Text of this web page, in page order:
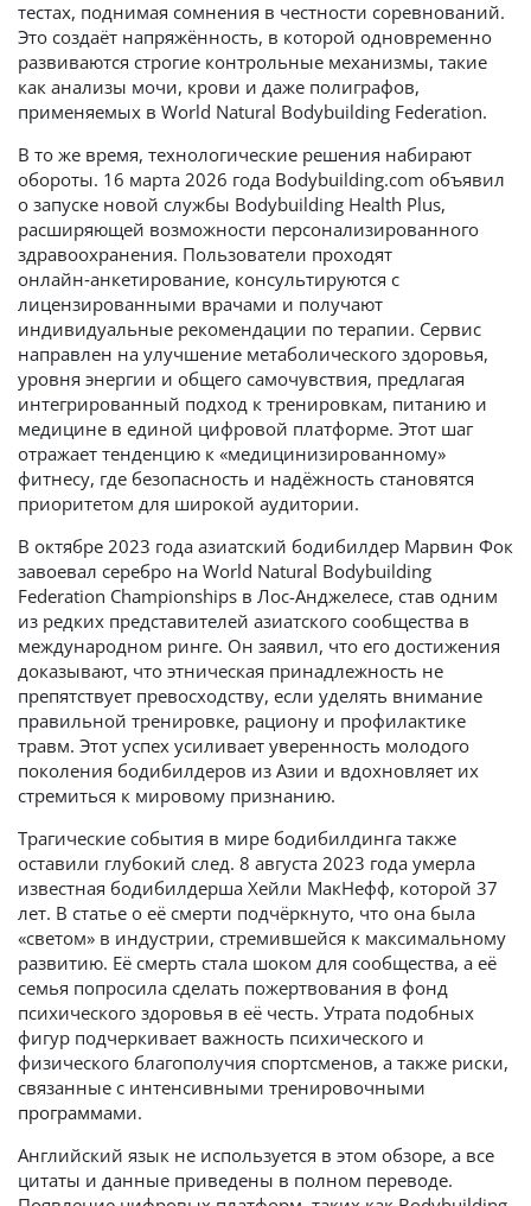
тестах, поднимая сомнения в честности соревнований.
Это создаёт напряжённость, в которой одновременно
развиваются строгие контрольные механизмы, такие
как анализы мочи, крови и даже полиграфов,
применяемых в World Natural Bodybuilding Federation.
В то же время, технологические решения набирают
обороты. 16 марта 2026 года Bodybuilding.com объявил
о запуске новой службы Bodybuilding Health Plus,
расширяющей возможности персонализированного
здравоохранения. Пользователи проходят
онлайн‑анкетирование, консультируются с
лицензированными врачами и получают
индивидуальные рекомендации по терапии. Сервис
направлен на улучшение метаболического здоровья,
уровня энергии и общего самочувствия, предлагая
интегрированный подход к тренировкам, питанию и
медицине в единой цифровой платформе. Этот шаг
отражает тенденцию к «медицинизированному»
фитнесу, где безопасность и надёжность становятся
приоритетом для широкой аудитории.
В октябре 2023 года азиатский бодибилдер Марвин Фок
завоевал серебро на World Natural Bodybuilding
Federation Championships в Лос-Анджелесе, став одним
из редких представителей азиатского сообщества в
международном ринге. Он заявил, что его достижения
доказывают, что этническая принадлежность не
препятствует превосходству, если уделять внимание
правильной тренировке, рациону и профилактике
травм. Этот успех усиливает уверенность молодого
поколения бодибилдеров из Азии и вдохновляет их
стремиться к мировому признанию.
Трагические события в мире бодибилдинга также
оставили глубокий след. 8 августа 2023 года умерла
известная бодибилдерша Хейли МакНефф, которой 37
лет. В статье о её смерти подчёркнуто, что она была
«светом» в индустрии, стремившейся к максимальному
развитию. Её смерть стала шоком для сообщества, а её
семья попросила сделать пожертвования в фонд
психического здоровья в её честь. Утрата подобных
фигур подчеркивает важность психического и
физического благополучия спортсменов, а также риски,
связанные с интенсивными тренировочными
программами.
Английский язык не используется в этом обзоре, а все
цитаты и данные приведены в полном переводе.